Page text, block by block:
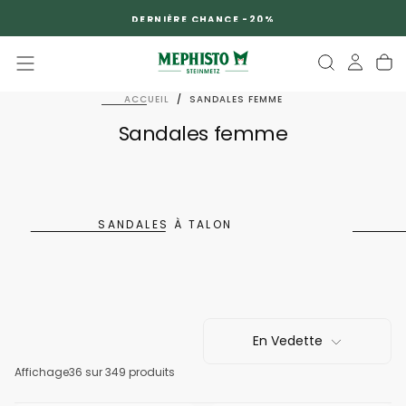
DERNIÈRE CHANCE -20%
ACCUEIL / SANDALES FEMME
Sandales femme
SANDALES À TALON
En Vedette
Affichage36 sur 349 produits